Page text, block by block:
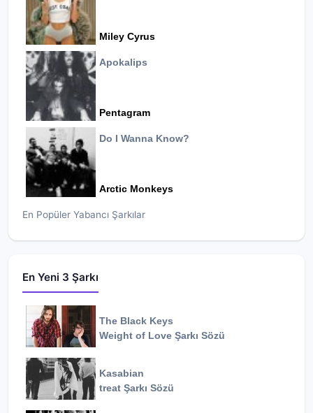
Miley Cyrus
Apokalips
Pentagram
Do I Wanna Know?
Arctic Monkeys
En Popüler Yabancı Şarkılar
En Yeni 3 Şarkı
The Black Keys
Weight of Love Şarkı Sözü
Kasabian
treat Şarkı Sözü